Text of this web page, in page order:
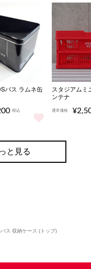
ップ) をもっと見る
バス ラムネ缶
税込
バス ラムネ缶 (ト
スタジアムミ
ンテナ
通常価格
と見る
ス 収納ケース (トップ)